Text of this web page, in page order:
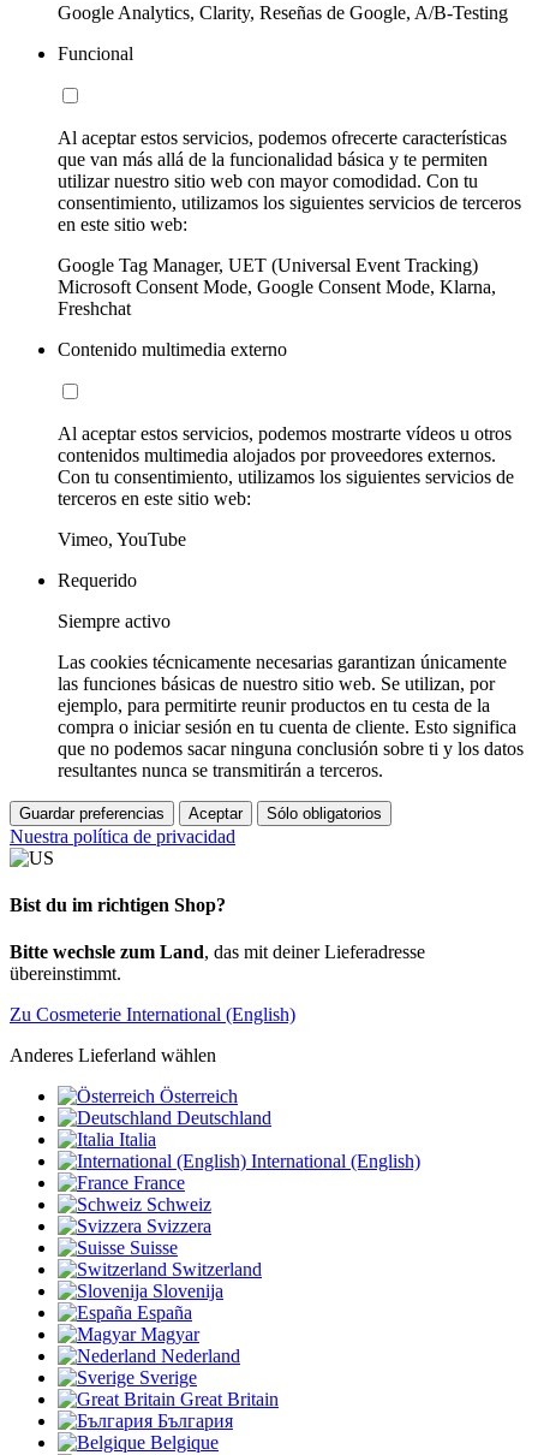
Google Analytics, Clarity, Reseñas de Google, A/B-Testing
Funcional
Al aceptar estos servicios, podemos ofrecerte características
que van más allá de la funcionalidad básica y te permiten
utilizar nuestro sitio web con mayor comodidad. Con tu
consentimiento, utilizamos los siguientes servicios de terceros
en este sitio web:
Google Tag Manager, UET (Universal Event Tracking)
Microsoft Consent Mode, Google Consent Mode, Klarna,
Freshchat
Contenido multimedia externo
Al aceptar estos servicios, podemos mostrarte vídeos u otros
contenidos multimedia alojados por proveedores externos.
Con tu consentimiento, utilizamos los siguientes servicios de
terceros en este sitio web:
Vimeo, YouTube
Requerido
Siempre activo
Las cookies técnicamente necesarias garantizan únicamente
las funciones básicas de nuestro sitio web. Se utilizan, por
ejemplo, para permitirte reunir productos en tu cesta de la
compra o iniciar sesión en tu cuenta de cliente. Esto significa
que no podemos sacar ninguna conclusión sobre ti y los datos
resultantes nunca se transmitirán a terceros.
Guardar preferencias Aceptar Sólo obligatorios
Nuestra política de privacidad
Bist du im richtigen Shop?
Bitte wechsle zum Land, das mit deiner Lieferadresse
übereinstimmt.
Zu Cosmeterie International (English)
Anderes Lieferland wählen
Österreich
Deutschland
Italia
International (English)
France
Schweiz
Svizzera
Suisse
Switzerland
Slovenija
España
Magyar
Nederland
Sverige
Great Britain
България
Belgique